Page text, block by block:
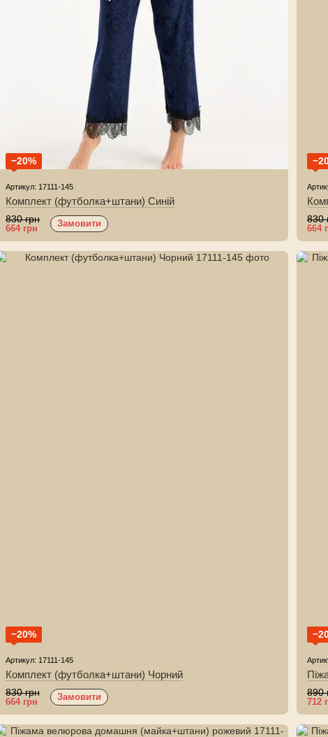
−20%
Артикул: 17111-145
Комплект (футболка+штани) Синій
830 грн
664 грн Замовити 830
664
−20%
Артикул: 17111-145
Комплект (футболка+штани) Чорний
830 грн
664 грн Замовити 890
712